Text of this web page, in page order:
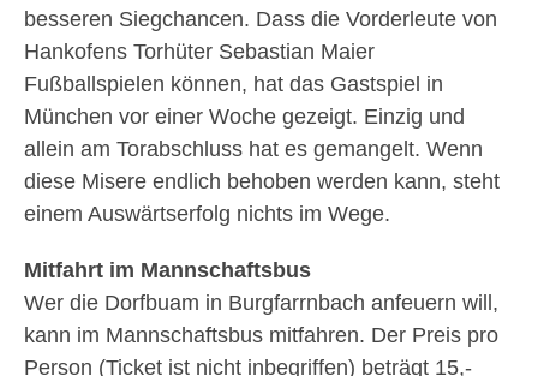
besseren Siegchancen. Dass die Vorderleute von
Hankofens Torhüter Sebastian Maier
Fußballspielen können, hat das Gastspiel in
München vor einer Woche gezeigt. Einzig und
allein am Torabschluss hat es gemangelt. Wenn
diese Misere endlich behoben werden kann, steht
einem Auswärtserfolg nichts im Wege.
Mitfahrt im Mannschaftsbus
Wer die Dorfbuam in Burgfarrnbach anfeuern will,
kann im Mannschaftsbus mitfahren. Der Preis pro
Person (Ticket ist nicht inbegriffen) beträgt 15,-